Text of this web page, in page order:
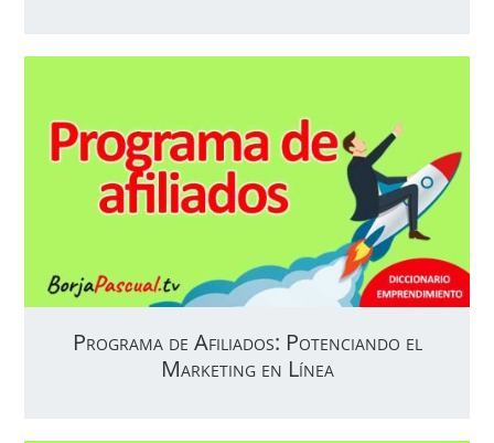
Programa de Afiliados: Potenciando el
Marketing en Línea